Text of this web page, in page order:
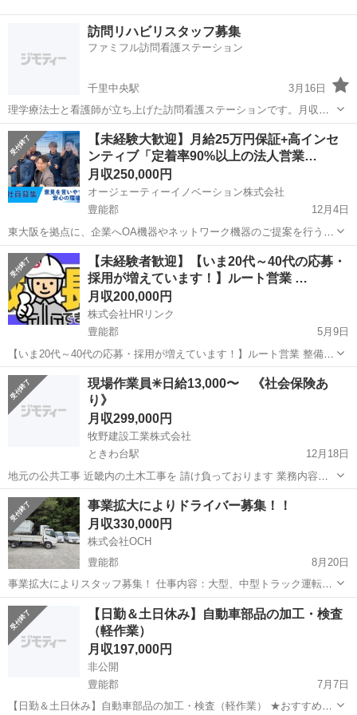
訪問リハビリスタッフ募集
ファミフル訪問看護ステーション
千里中央駅
3月16日
理学療法士と看護師が立ち上げた訪問看護ステーションです。月収
330000～380000円、移動は自動車なので楽々です。お一人限定の募集
です。
大阪 豊能郡 千里中央駅 医療
【未経験大歓迎】月給25万円保証+高インセ
ンティブ「定着率90%以上の法人営業…
月収250,000円
オージェーティーイノベーション株式会社
豊能郡
12月4日
東大阪を拠点に、企業へOA機器やネットワーク機器のご提案を行うお
仕事です。 まず、入社時点で専門知識はなくて大丈夫。 営業の基本か
ら、お客様との接し方、製品のことまで、すべて入社後に覚えられま
す。 「興味はあるけど、自...
大阪 豊能郡 ルートセールス 未経験
【未経験者歓迎】【いま20代～40代の応募・
採用が増えています！】ルート営業 …
月収200,000円
株式会社HRリンク
豊能郡
5月9日
【いま20代～40代の応募・採用が増えています！】ルート営業 整備
士/未経験OK/賞与あり/土日休/豊能郡能勢町/27831 【応募先企業名】
株式会社HRリンク 【雇用形態】正社員 【職種】整備士等の整備関連
【応募資格】...
大阪 豊能郡 その他
現場作業員✳︎日給13,000〜 《社会保険あ
り》
月収299,000円
牧野建設工業株式会社
ときわ台駅
12月18日
地元の公共工事 近畿内の土木工事を 請け負っております 業務内容は
土木工事における 現場作業全般に携わっていただきます 地元の方、大
歓迎！ 経験者の方、優遇致します 未経験者の方でも安心して働いて
...
大阪 豊能郡 ときわ台駅 土木 土木作業員
事業拡大によりドライバー募集！！
月収330,000円
株式会社OCH
豊能郡
8月20日
事業拡大によりスタッフ募集！ 仕事内容：大型、中型トラック運転業
務･倉庫内作業 必要免許 大型自動車免許 中型自動車免許（AT限定不
可、準中型不可、8t限定可） どちらか 免許は所持してるが、実務経験
なし、、、...
大阪 ドライバー 事業拡大
【日勤＆土日休み】自動車部品の加工・検査
（軽作業）
月収197,000円
非公開
豊能郡
7月7日
【日勤＆土日休み】自動車部品の加工・検査（軽作業） ★おすすめポ